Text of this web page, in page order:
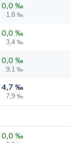
0,0 ‰
1,8 ‰
0,0 ‰
3,4 ‰
0,0 ‰
9,1 ‰
4,7 ‰
7,9 ‰
0,0 ‰